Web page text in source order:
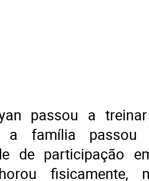
passou a
a família
de participação
fisicamente,